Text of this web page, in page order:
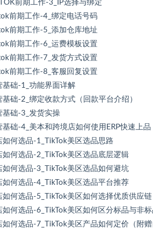
前期工作-3_IP选择与绑定
前期工作-4_绑定电话号码
前期工作-5_添加仓库地址
前期工作-6_运费模板设置
前期工作-7_发货方式设置
前期工作-8_客服回复设置
基础-1_功能界面详解
础-2_绑定收款方式（回款平台介绍）
基础-3_发货实操
础-4_美本和跨境店如何使用ERP快速上品
如何选品-1_TikTok美区选品思路
如何选品-2_TikTok美区选品底层逻辑
如何选品-3_TikTok美区选品如何避坑
如何选品-4_TikTok美区选品平台推荐
如何选品-5_TikTok美区如何选择优质供应链
如何选品-6_TikTok美区如何区分标品与非标
何选品-7_TikTok美区产品如何定价（附赠